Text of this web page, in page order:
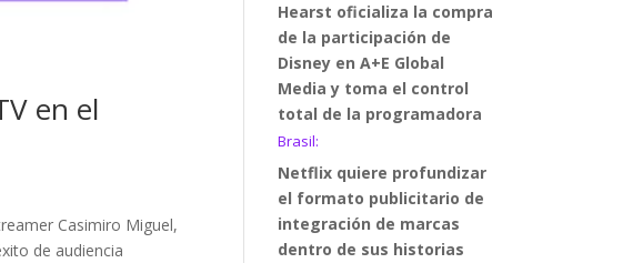
en el
Casimiro Miguel,
de audiencia
Hearst oficializa la compra
de la participación de
Disney en A+E Global
Media y toma el control
total de la programadora
Brasil:
Netflix quiere profundizar
el formato publicitario de
integración de marcas
dentro de sus historias